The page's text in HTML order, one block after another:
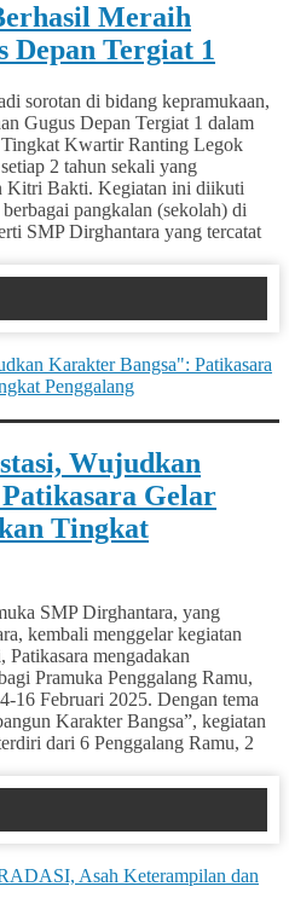
Meraih
Depan Tergiat 1
sorotan di bidang kepramukaan,
Gugus Depan Tergiat 1 dalam
Tingkat Kwartir Ranting Legok
2 tahun sekali yang
Kitri Bakti. Kegiatan ini diikuti
pangkalan (sekolah) di
SMP Dirghantara yang tercatat
Wujudkan
Gelar
Tingkat
SMP Dirghantara, yang
kembali menggelar kegiatan
mengadakan
Pramuka Penggalang Ramu,
16 Februari 2025. Dengan tema
Karakter Bangsa”, kegiatan
dari 6 Penggalang Ramu, 2